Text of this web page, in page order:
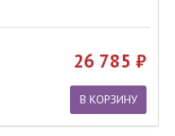
26 785
В КОРЗИНУ